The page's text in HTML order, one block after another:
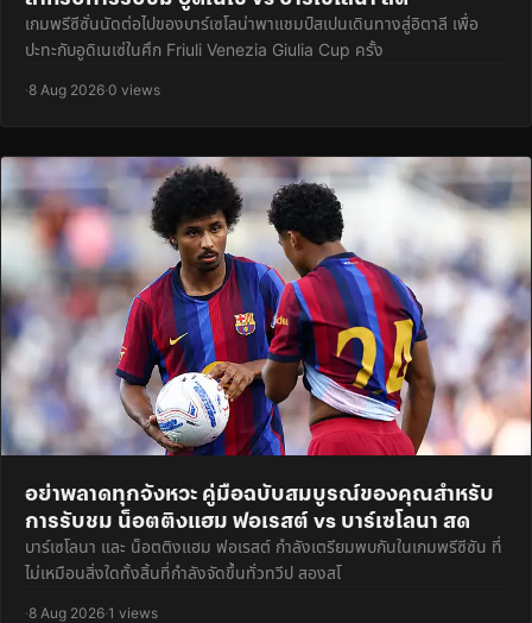
เกมพรีซีซั่นนัดต่อไปของบาร์เซโลน่าพาแชมป์สเปนเดินทางสู่อิตาลี เพื่อ
ปะทะกับอูดิเนเซ่ในศึก Friuli Venezia Giulia Cup ครั้ง
·8 Aug 2026·0 views
อย่าพลาดทุกจังหวะ คู่มือฉบับสมบูรณ์ของคุณสำหรับ
การรับชม น็อตติงแฮม ฟอเรสต์ vs บาร์เซโลนา สด
บาร์เซโลนา และ น็อตติงแฮม ฟอเรสต์ กำลังเตรียมพบกันในเกมพรีซีซัน ที่
ไม่เหมือนสิ่งใดทั้งสิ้นที่กำลังจัดขึ้นทั่วทวีป สองสโ
·8 Aug 2026·1 views